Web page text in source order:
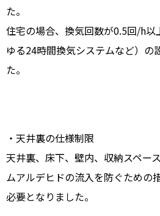
た。
住宅の場合、換気回数が0.5回/h
ゆる24時間換気システムなど）の
た。
・天井裏の仕様制限
天井裏、床下、壁内、収納スペー
ムアルデヒドの流入を防ぐための
必要となりました。